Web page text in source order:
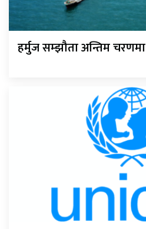
हर्मुज सम्झौता अन्तिम चरणमा